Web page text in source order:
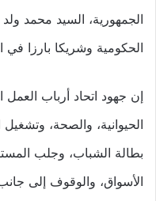
الجمهورية، السيد محمد ولد
الحكومية وشريكا بارزا في
إن جهود اتحاد أرباب العمل
الحيوانية، والصحة،
بطالة الشباب، وجلب
الأسواق، والوقوف إلى